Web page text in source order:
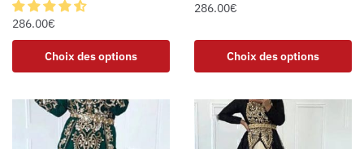
286.00€
Choix des options
286.00€
Choix des options